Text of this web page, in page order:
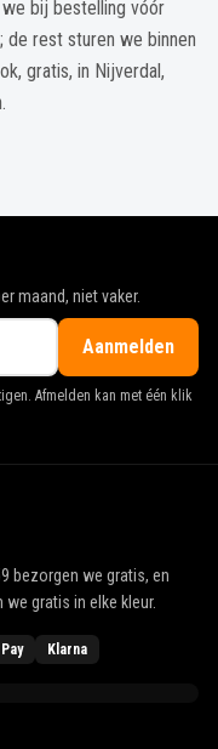
bij bestelling vóór
rest sturen we binnen
gratis, in Nijverdal,
maand, niet vaker.
Aanmelden
Afmelden kan met één klik
bezorgen we gratis, en
gratis in elke kleur.
Klarna